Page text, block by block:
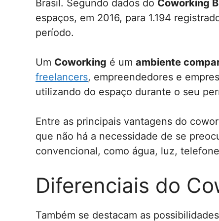
Brasil. Segundo dados do Coworking
espaços, em 2016, para 1.194
período.
Um Coworking é um ambiente
freelancers, empreendedores e
utilizando do espaço durante o seu
Entre as principais vantagens do
que não há a necessidade de se
convencional, como água, luz,
Diferenciais do
Também se destacam as